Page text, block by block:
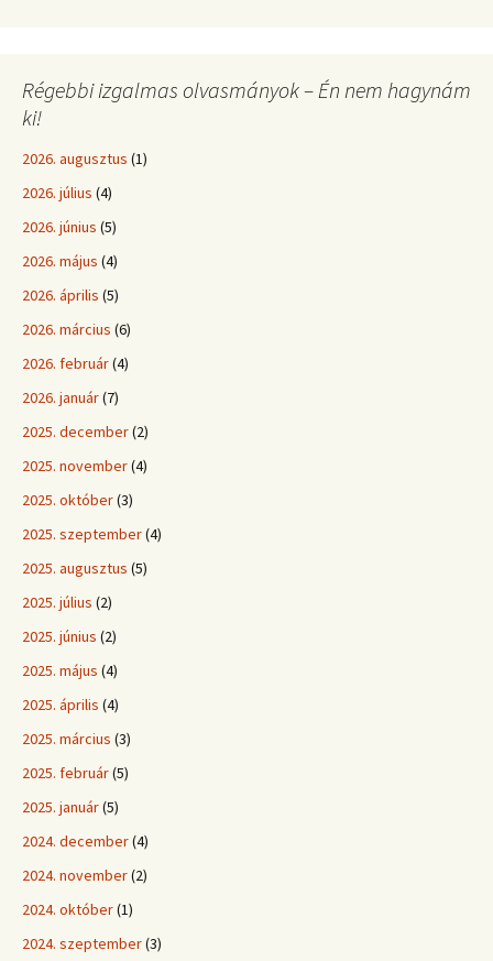
Régebbi izgalmas olvasmányok – Én nem hagynám
ki!
2026. augusztus (1)
2026. július (4)
2026. június (5)
2026. május (4)
2026. április (5)
2026. március (6)
2026. február(4)
2026. január(7)
2025. december(2)
2025. november(4)
2025. október(3)
2025. szeptember(4)
2025. augusztus (5)
2025. július (2)
2025. június (2)
2025. május (4)
2025. április (4)
2025. március (3)
2025. február(5)
2025. január(5)
2024. december(4)
2024. november(2)
2024. október(1)
2024. szeptember(3)